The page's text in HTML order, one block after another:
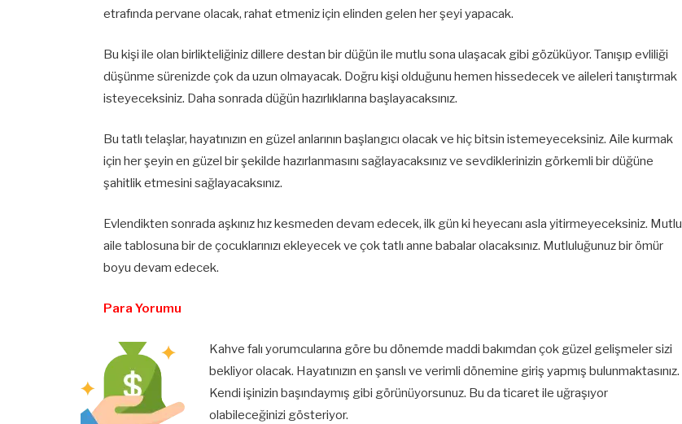
etrafında pervane olacak, rahat etmeniz için elinden gelen her şeyi yapacak.
Bu kişi ile olan birlikteliğiniz dillere destan bir düğün ile mutlu sona ulaşacak gibi gözüküyor. Tanışıp evliliği
düşünme sürenizde çok da uzun olmayacak. Doğru kişi olduğunu hemen hissedecek ve aileleri tanıştırmak
isteyeceksiniz. Daha sonrada düğün hazırlıklarına başlayacaksınız.
Bu tatlı telaşlar, hayatınızın en güzel anlarının başlangıcı olacak ve hiç bitsin istemeyeceksiniz. Aile kurmak
için her şeyin en güzel bir şekilde hazırlanmasını sağlayacaksınız ve sevdiklerinizin görkemli bir düğüne
şahitlik etmesini sağlayacaksınız.
Evlendikten sonrada aşkınız hız kesmeden devam edecek, ilk gün ki heyecanı asla yitirmeyeceksiniz. Mutlu
aile tablosuna bir de çocuklarınızı ekleyecek ve çok tatlı anne babalar olacaksınız. Mutluluğunuz bir ömür
boyu devam edecek.
Para Yorumu
Kahve falı yorumcularına göre bu dönemde maddi bakımdan çok güzel gelişmeler sizi
bekliyor olacak. Hayatınızın en şanslı ve verimli dönemine giriş yapmış bulunmaktasınız.
Kendi işinizin başındaymış gibi görünüyorsunuz. Bu da ticaret ile uğraşıyor
olabileceğinizi gösteriyor.